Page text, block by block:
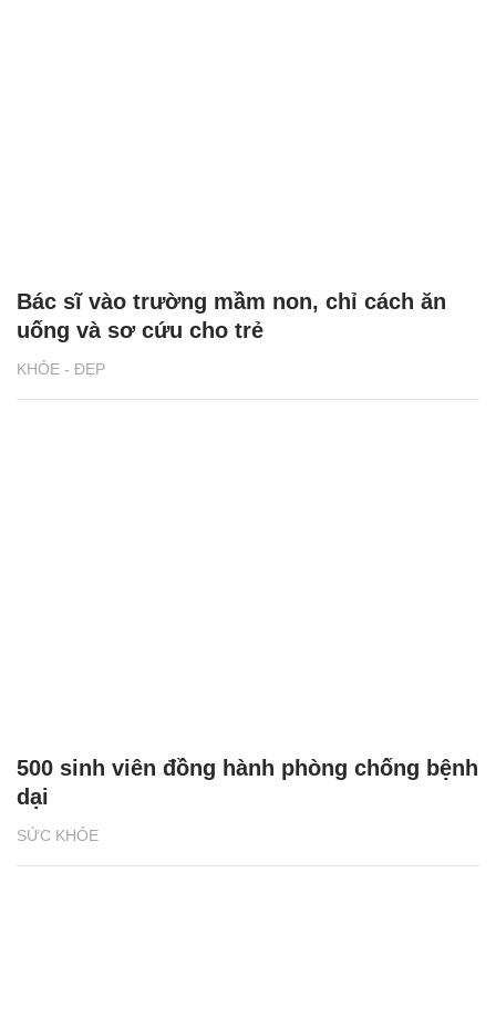
KHỎE - ĐẸP
Bác sĩ vào trường mầm non, chỉ cách ăn
uống và sơ cứu cho trẻ
SỨC KHỎE
500 sinh viên đồng hành phòng chống bệnh
dại